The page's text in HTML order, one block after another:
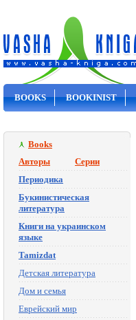
BOOKS BOOKINIST
Books
Авторы
Серии
Периодика
Букинистическая
литература
Книги на украинском
языке
Tamizdat
Детская литература
Дом и семья
Еврейский мир